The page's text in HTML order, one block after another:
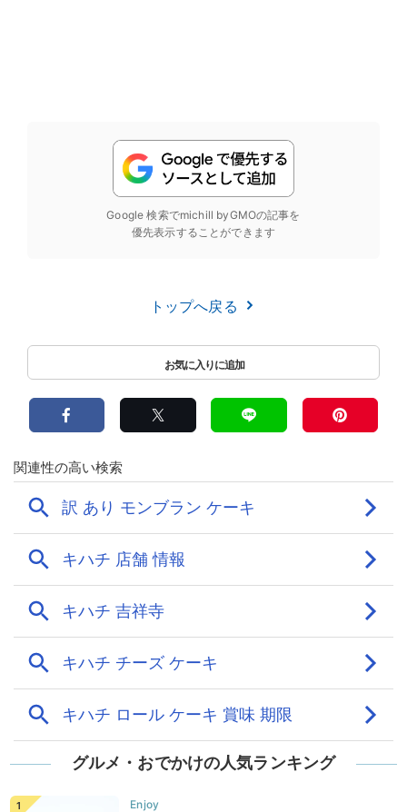
Google 検索でmichill byGMOの記事を
優先表示することができます
トップへ戻る
グルメ・おでかけの人気ランキング